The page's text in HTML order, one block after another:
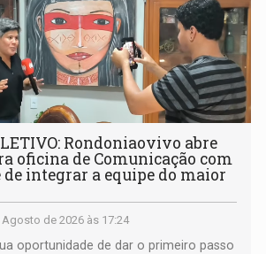
Rondoniaovivo abre
oficina de Comunicação com
integrar a equipe do maior
Agosto de 2026 às 17:24
oportunidade de dar o primeiro passo